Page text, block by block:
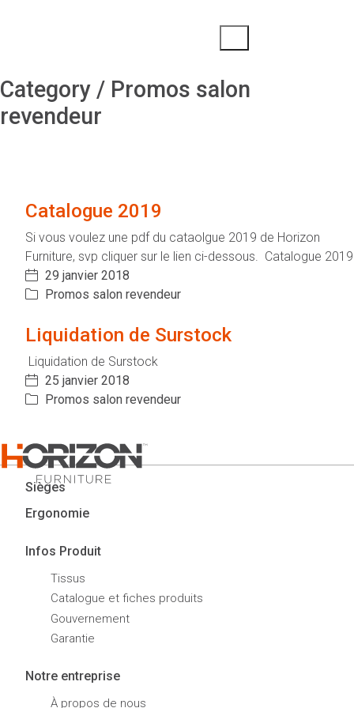
Category / Promos salon
revendeur
Catalogue 2019
Si vous voulez une pdf du cataolgue 2019 de Horizon
Furniture, svp cliquer sur le lien ci-dessous. Catalogue 2019
29 janvier 2018
Promos salon revendeur
Liquidation de Surstock
Liquidation de Surstock
25 janvier 2018
Promos salon revendeur
Sièges
Ergonomie
Infos Produit
Tissus
Catalogue et fiches produits
Gouvernement
Garantie
Notre entreprise
À propos de nous